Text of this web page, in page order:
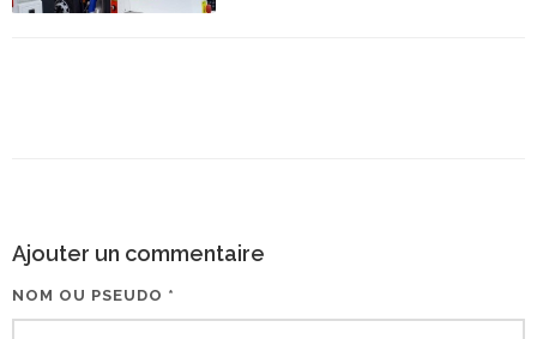
Ajouter un commentaire
NOM OU PSEUDO *